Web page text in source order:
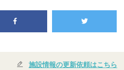
施設情報の更新依頼はこちら